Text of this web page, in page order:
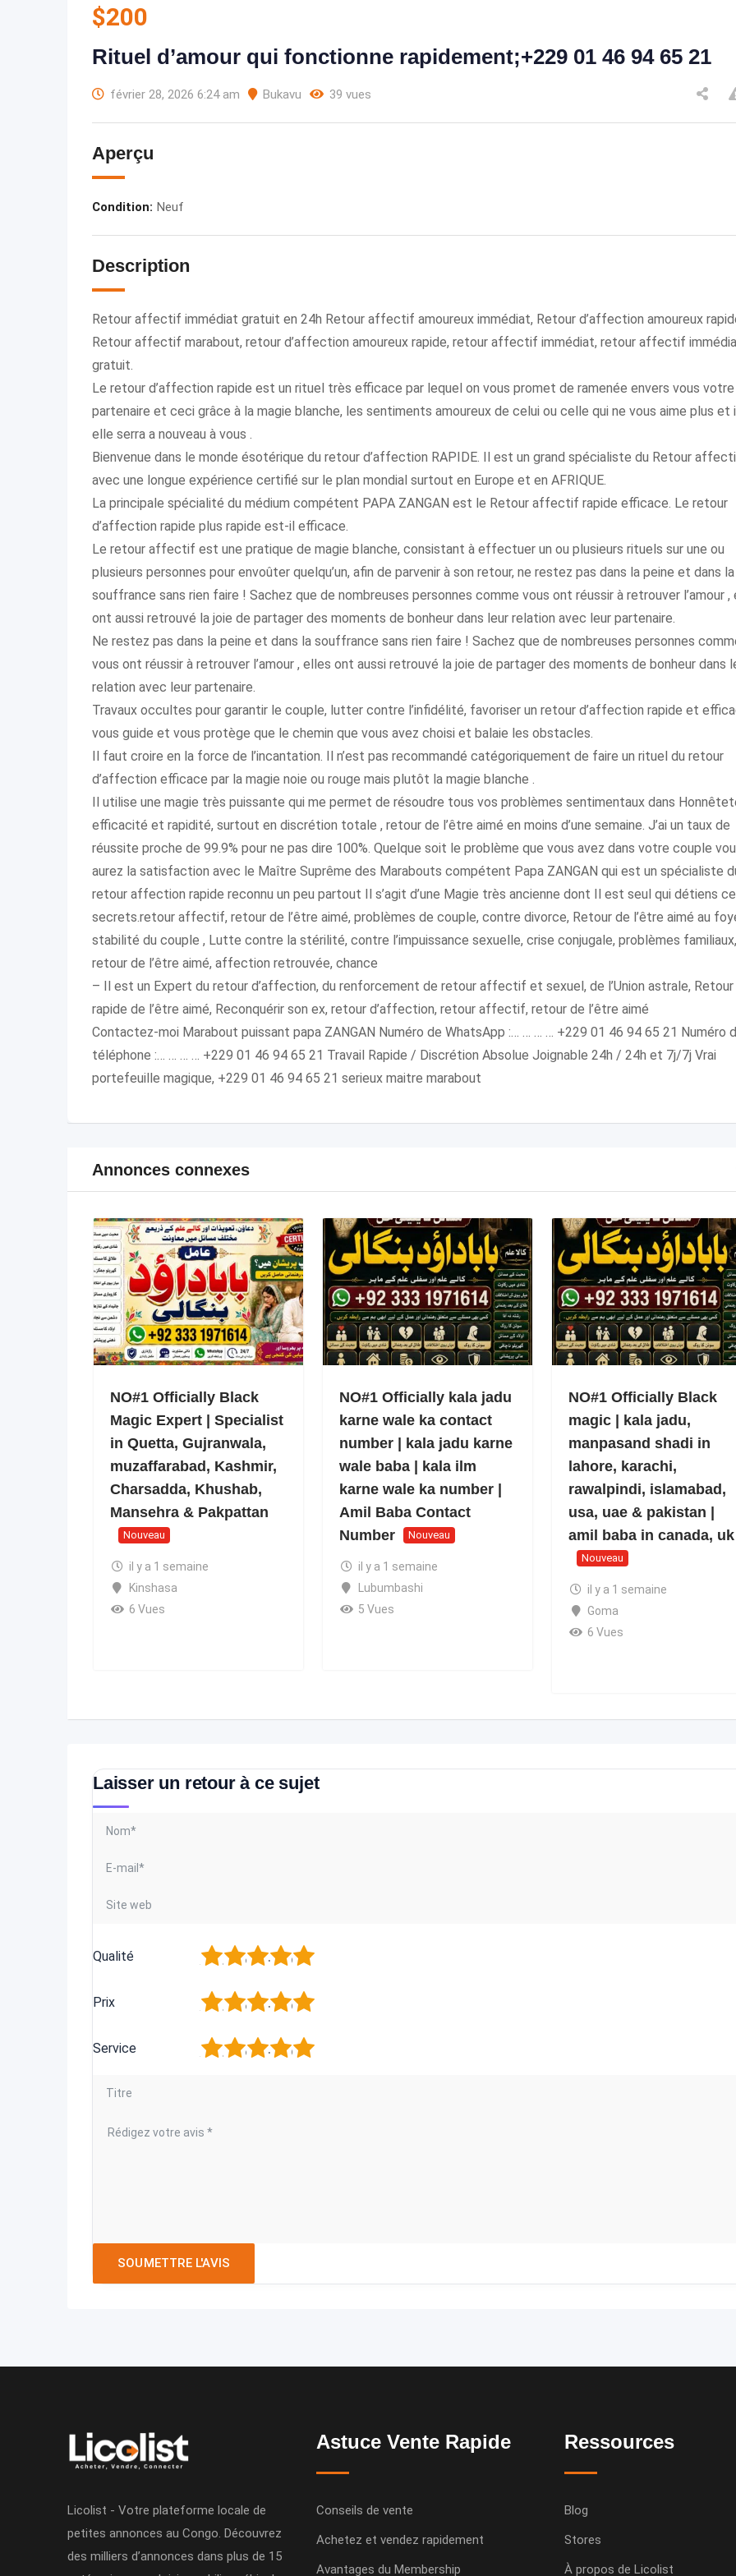
$200
Rituel d’amour qui fonctionne rapidement;+229 01 46 94 65 21
février 28, 2026 6:24 am Bukavu 39 vues
Aperçu
Condition: Neuf
Description
Retour affectif immédiat gratuit en 24h Retour affectif amoureux immédiat, Retour d’affection amoureux
Retour affectif marabout, retour d’affection amoureux rapide, retour affectif immédiat, retour affectif
gratuit.
Le retour d’affection rapide est un rituel très efficace par lequel on vous promet de ramenée envers vous votre
partenaire et ceci grâce à la magie blanche, les sentiments amoureux de celui ou celle qui ne vous aime plus et
elle serra a nouveau à vous .
Bienvenue dans le monde ésotérique du retour d’affection RAPIDE. Il est un grand spécialiste du Retour
avec une longue expérience certifié sur le plan mondial surtout en Europe et en AFRIQUE.
La principale spécialité du médium compétent PAPA ZANGAN est le Retour affectif rapide efficace. Le retour
d’affection rapide plus rapide est-il efficace.
Le retour affectif est une pratique de magie blanche, consistant à effectuer un ou plusieurs rituels sur une ou
plusieurs personnes pour envoûter quelqu’un, afin de parvenir à son retour, ne restez pas dans la peine et dans la
souffrance sans rien faire ! Sachez que de nombreuses personnes comme vous ont réussir à retrouver l’amour ,
ont aussi retrouvé la joie de partager des moments de bonheur dans leur relation avec leur partenaire.
Ne restez pas dans la peine et dans la souffrance sans rien faire ! Sachez que de nombreuses personnes
vous ont réussir à retrouver l’amour , elles ont aussi retrouvé la joie de partager des moments de bonheur dans
relation avec leur partenaire.
Travaux occultes pour garantir le couple, lutter contre l’infidélité, favoriser un retour d’affection rapide et
vous guide et vous protège que le chemin que vous avez choisi et balaie les obstacles.
Il faut croire en la force de l’incantation. Il n’est pas recommandé catégoriquement de faire un rituel du retour
d’affection efficace par la magie noie ou rouge mais plutôt la magie blanche .
Il utilise une magie très puissante qui me permet de résoudre tous vos problèmes sentimentaux dans
efficacité et rapidité, surtout en discrétion totale , retour de l’être aimé en moins d’une semaine. J’ai un taux de
réussite proche de 99.9% pour ne pas dire 100%. Quelque soit le problème que vous avez dans votre couple
aurez la satisfaction avec le Maître Suprême des Marabouts compétent Papa ZANGAN qui est un spécialiste
retour affection rapide reconnu un peu partout Il s’agit d’une Magie très ancienne dont Il est seul qui détiens
secrets.retour affectif, retour de l’être aimé, problèmes de couple, contre divorce, Retour de l’être aimé au
stabilité du couple , Lutte contre la stérilité, contre l’impuissance sexuelle, crise conjugale, problèmes familiaux,
retour de l’être aimé, affection retrouvée, chance
– Il est un Expert du retour d’affection, du renforcement de retour affectif et sexuel, de l’Union astrale, Retour
rapide de l’être aimé, Reconquérir son ex, retour d’affection, retour affectif, retour de l’être aimé
Contactez-moi Marabout puissant papa ZANGAN Numéro de WhatsApp :… … … … +229 01 46 94 65 21 Numéro
téléphone :… … … … +229 01 46 94 65 21 Travail Rapide / Discrétion Absolue Joignable 24h / 24h et 7j/7j Vrai
portefeuille magique, +229 01 46 94 65 21 serieux maitre marabout
Annonces connexes
NO#1 Officially Black
Magic Expert | Specialist
in Quetta, Gujranwala,
muzaffarabad, Kashmir,
Charsadda, Khushab,
Mansehra & Pakpattan
Nouveau
il y a 1 semaine
Kinshasa
6 Vues
NO#1 Officially kala jadu
karne wale ka contact
number | kala jadu karne
wale baba | kala ilm
karne wale ka number |
Amil Baba Contact
Number
Nouveau
il y a 1 semaine
Lubumbashi
5 Vues
NO#1 Officially Black
magic | kala jadu,
manpasand shadi in
lahore, karachi,
rawalpindi, islamabad,
usa, uae & pakistan |
amil baba in canada, uk
Nouveau
il y a 1 semaine
Goma
6 Vues
Laisser un retour à ce sujet
Qualité 5
4
3
2
Prix 5
4
3
2
Service 5
4
3
2
Licolist - Votre plateforme locale de
petites annonces au Congo. Découvrez
des milliers d’annonces dans plus de 15
Astuce Vente Rapide
Conseils de vente
Achetez et vendez rapidement
Avantages du Membership
Ressources
Blog
Stores
À propos de Licolist